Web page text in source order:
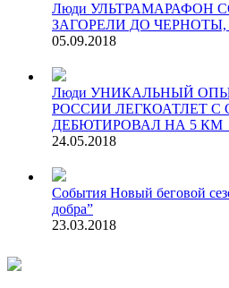
Люди УЛЬТРАМАРАФОН
ЗАГОРЕЛИ ДО
05.09.2018
Люди УНИКАЛЬНЫЙ
РОССИИ ЛЕГКОАТЛЕТ
ДЕБЮТИРОВАЛ НА 5
24.05.2018
События Новый беговой
добра”
23.03.2018